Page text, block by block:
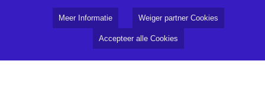
Meer Informatie Weiger partner Cookies
Accepteer alle Cookies